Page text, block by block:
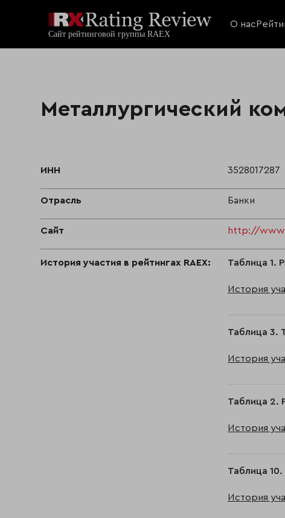
О нас
Металлургический
ИНН 3528017287
Отрасль Банки
Сайт http://
История участия в рейтингах RAEX: Таблица 1.
История
Таблица 3.
История
Таблица 2.
История
Таблица
История